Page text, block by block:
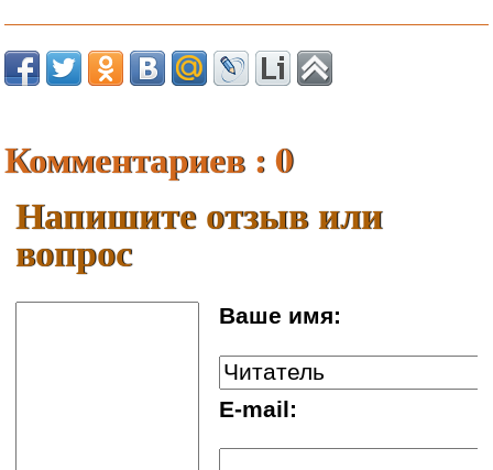
Комментариев : 0
Напишите отзыв или
вопрос
Ваше имя:
E-mail: